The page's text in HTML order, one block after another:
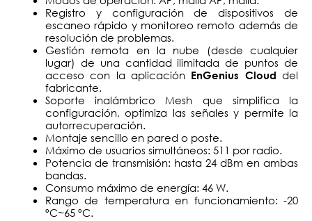
Registro y configuración de dispositivos de
escaneo rápido y monitoreo remoto además de
resolución de problemas.
Gestión remota en la nube (desde cualquier
lugar) de una cantidad ilimitada de puntos de
acceso con la aplicación EnGenius Cloud del
fabricante.
Soporte inalámbrico Mesh que simplifica la
configuración, optimiza las señales y permite la
autorrecuperación.
Montaje sencillo en pared o poste.
Máximo de usuarios simultáneos: 511 por radio.
Potencia de transmisión: hasta 24 dBm en ambas
bandas.
Consumo máximo de energía: 46 W.
Rango de temperatura en funcionamiento: -20
ºC~65 ºC.